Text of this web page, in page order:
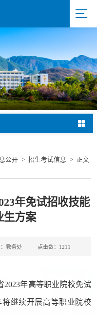
公开 > 招生考试信息 > 正文
年免试招收技能
生方案
教务处 点击数： 1211
2023年高等职业院校免试
将继续开展高等职业院校